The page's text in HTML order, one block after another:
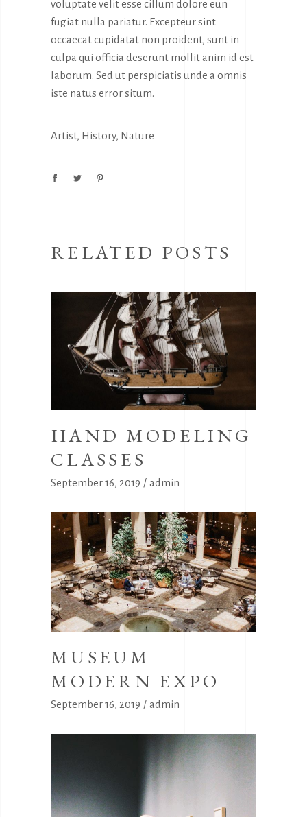
voluptate velit esse cillum dolore eun
fugiat nulla pariatur. Excepteur sint
occaecat cupidatat non proident, sunt in
culpa qui officia deserunt mollit anim id est
laborum. Sed ut perspiciatis unde a omnis
iste natus error situm.
Artist, History, Nature
RELATED POSTS
HAND MODELING
CLASSES
September 16, 2019 admin
MUSEUM
MODERN EXPO
September 16, 2019 admin